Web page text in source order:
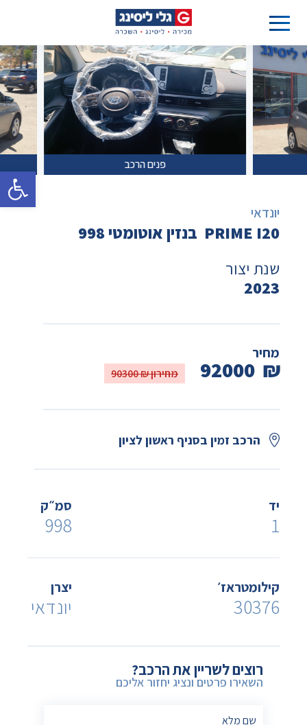
פתח
יונדאי
PRIME I20 בנזין אוטומטי 998
שנת יצור
2023
מחיר
₪ מחירון ₪ 90300
הרכב זמין בסניף ראשון לציון
יד
1
סמ״ק
998
קילומטראז׳
30376
יצרן
יונדאי
פנים הרכב
רוצים לשריין את הרכב?
השאירו פרטים ונציג יחזור אליכם